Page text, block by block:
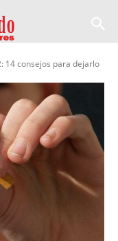
14 consejos para dejarlo